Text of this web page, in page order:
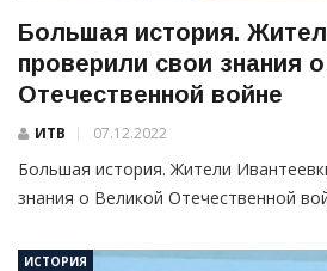
Большая история.
проверили свои знания
Отечественной войне
ИТВ 07.12.2022
Большая история. Жители
знания о Великой Отечественной
ИСТОРИЯ